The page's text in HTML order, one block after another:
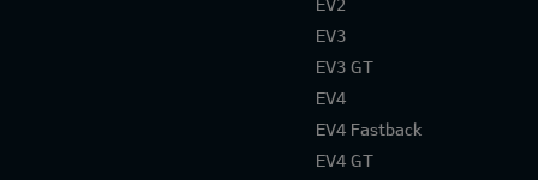
EV2
EV3
EV3 GT
EV4
EV4 Fastback
EV4 GT